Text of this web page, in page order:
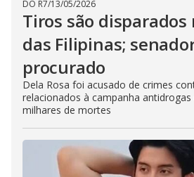
DO R7/13/05/2026
Tiros são disparados
das Filipinas;
procurado
Dela Rosa foi acusado de crimes
relacionados à campanha
milhares de mortes